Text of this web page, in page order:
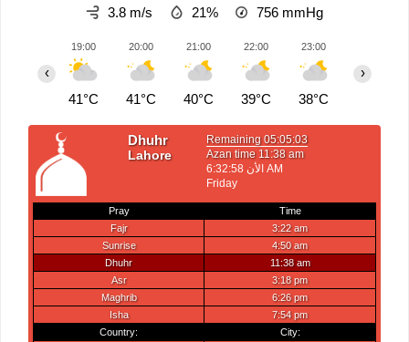
3.8 m/s 21% 756 mmHg
19:00
41°C
20:00
41°C
21:00
40°C
22:00
39°C
23:00
38°C
‹ ›